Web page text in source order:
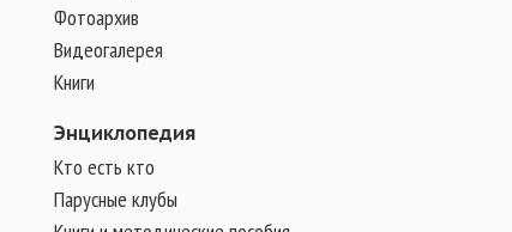
Фотоархив
Видеогалерея
Книги
Энциклопедия
Кто есть кто
Парусные клубы